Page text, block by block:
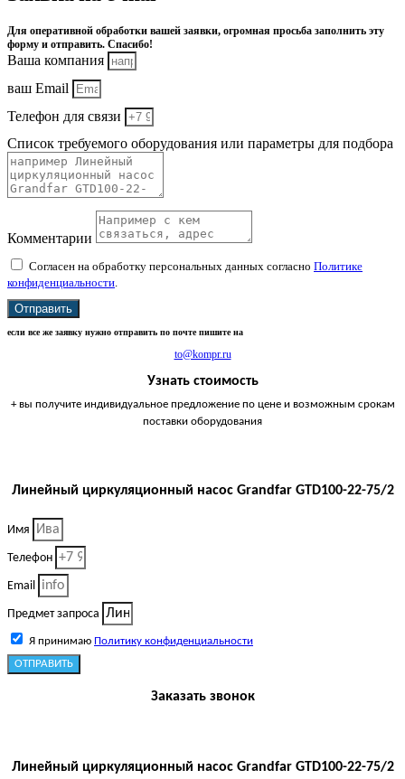
Для оперативной обработки вашей заявки, огромная просьба заполнить эту
форму и отправить. Спасибо!
Ваша компания
ваш Email
Телефон для связи
Список требуемого оборудования или параметры для подбора
Комментарии
Согласен на обработку персональных данных согласно Политике
конфиденциальности.
Отправить
если все же заявку нужно отправить по почте пишите на
to@kompr.ru
Узнать стоимость
+ вы получите индивидуальное предложение по цене и возможным срокам
поставки оборудования
Линейный циркуляционный насос Grandfar GTD100-22-75/2
Имя
Телефон
Email
Предмет запроса
Я принимаю Политику конфиденциальности
ОТПРАВИТЬ
Заказать звонок
Линейный циркуляционный насос Grandfar GTD100-22-75/2